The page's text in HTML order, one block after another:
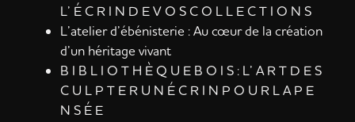
L’ É C R I N D E V O S C O L L E C T I O N S
L’atelier d’ébénisterie : Au cœur de la création
d’un héritage vivant
B I B L I O T H È Q U E B O I S : L’ A R T D E S
C U L P T E R U N É C R I N P O U R L A P E
N S É E